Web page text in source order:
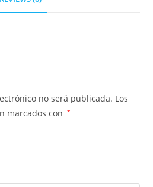
no será publicada. Los
marcados con
*